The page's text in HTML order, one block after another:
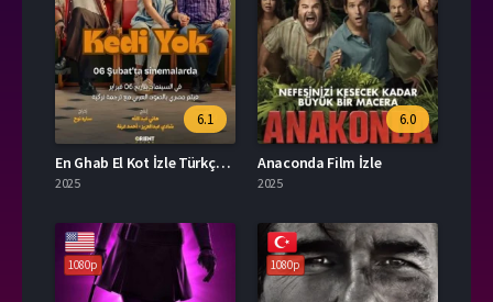
6.1
En Ghab El Kot İzle Türkçe Dublaj
2025
6.0
Anaconda Film İzle
2025
1080p 1080p